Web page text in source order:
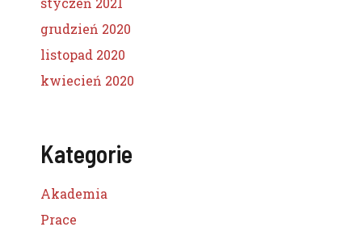
grudzień 2020
listopad 2020
kwiecień 2020
Kategorie
Akademia
Prace